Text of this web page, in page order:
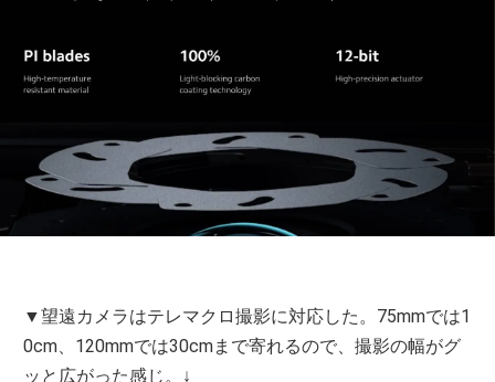
▼望遠カメラはテレマクロ撮影に対応した。75mmでは1
0cm、120mmでは30cmまで寄れるので、撮影の幅がグ
ッと広がった感じ。↓